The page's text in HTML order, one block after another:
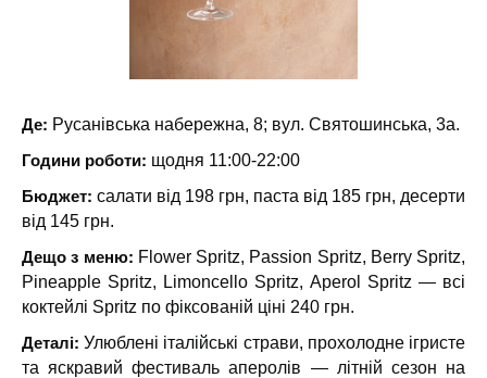
Де: Русанівська набережна, 8; вул. Святошинська, 3а.
Години роботи: щодня 11:00-22:00
Бюджет: салати від 198 грн, паста від 185 грн, десерти
від 145 грн.
Дещо з меню: Flower Spritz, Passion Spritz, Berry Spritz,
Pineapple Spritz, Limoncello Spritz, Aperol Spritz — всі
коктейлі Spritz по фіксованій ціні 240 грн.
Деталі: Улюблені італійські страви, прохолодне ігристе
та яскравий фестиваль аперолів — літній сезон на